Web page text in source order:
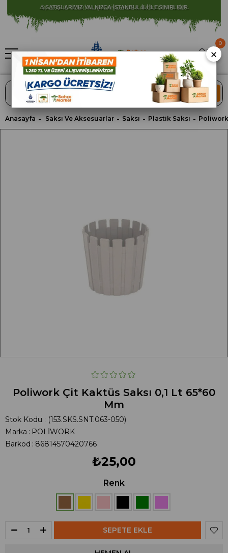
⚠️ SATIŞLARIMIZ YALNIZCA İSTANBUL İLİ İLE SINIRLIDIR.
ARA
0
Anasayfa Saksı Ve Aksesuarlar Saksı Plastik Saksı
Poliwork Çit Kaktüs Saksı 0,1 Lt 65*60
Mm
Stok Kodu
(153.SKS.SNT.063-050)
Marka : POLİWORK
Barkod : 86814570420766
₺25,00
Renk
×